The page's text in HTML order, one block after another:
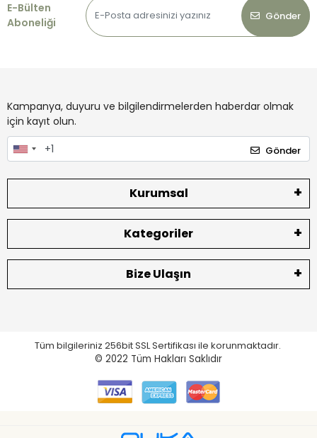
E-Bülten
Aboneliği
Gönder
Kampanya, duyuru ve bilgilendirmelerden haberdar olmak
için kayıt olun.
Gönder
Kurumsal
Kategoriler
Bize Ulaşın
Tüm bilgileriniz 256bit SSL Sertifikası ile korunmaktadır.
© 2022 Tüm Hakları Saklıdır